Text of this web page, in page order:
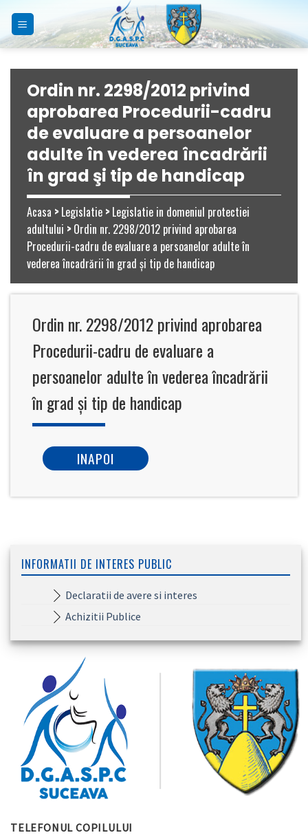
content
Ordin nr. 2298/2012 privind
aprobarea Procedurii-cadru
de evaluare a persoanelor
adulte în vederea încadrării
în grad şi tip de handicap
Acasa >Legislatie >Legislatie in domeniul protectiei
adultului >Ordin nr. 2298/2012 privind aprobarea
Procedurii-cadru de evaluare a persoanelor adulte în
vederea încadrării în grad şi tip de handicap
Ordin nr. 2298/2012 privind aprobarea
Procedurii-cadru de evaluare a
persoanelor adulte în vederea încadrării
în grad şi tip de handicap
INAPOI
INFORMATII DE INTERES PUBLIC
Declaratii de avere si interes
Achizitii Publice
TELEFONUL COPILULUI